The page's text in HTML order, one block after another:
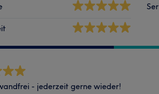
- jederzeit gerne wieder!